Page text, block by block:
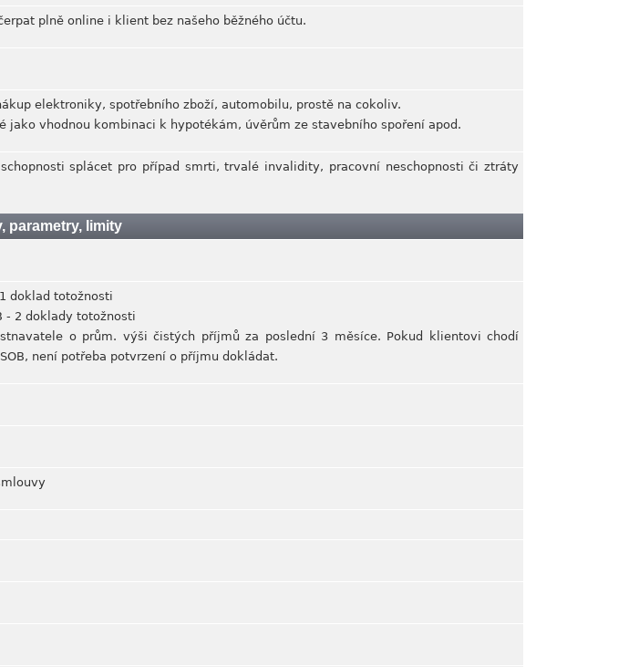
plně online i klient bez našeho běžného účtu.
elektroniky, spotřebního zboží, automobilu, prostě na cokoliv.
jako vhodnou kombinaci k hypotékám, úvěrům ze stavebního spoření apod.
splácet pro případ smrti, trvalé invalidity, pracovní neschopnosti či ztráty
parametry, limity
doklad totožnosti
- 2 doklady totožnosti
o prům. výši čistých příjmů za poslední 3 měsíce. Pokud klientovi chodí
není potřeba potvrzení o příjmu dokládat.